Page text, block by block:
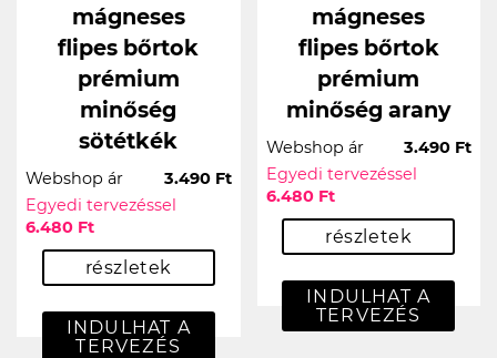
mágneses
flipes bőrtok
prémium
minőség
sötétkék
Webshop ár
3.490 Ft
Egyedi tervezéssel
6.480 Ft
részletek
INDULHAT A
TERVEZÉS
mágneses
flipes bőrtok
prémium
minőség arany
Webshop ár
3.490 Ft
Egyedi tervezéssel
6.480 Ft
részletek
INDULHAT A
TERVEZÉS